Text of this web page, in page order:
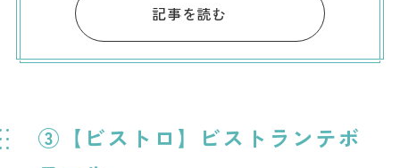
記事を読む
③【ビストロ】ビストランテボ